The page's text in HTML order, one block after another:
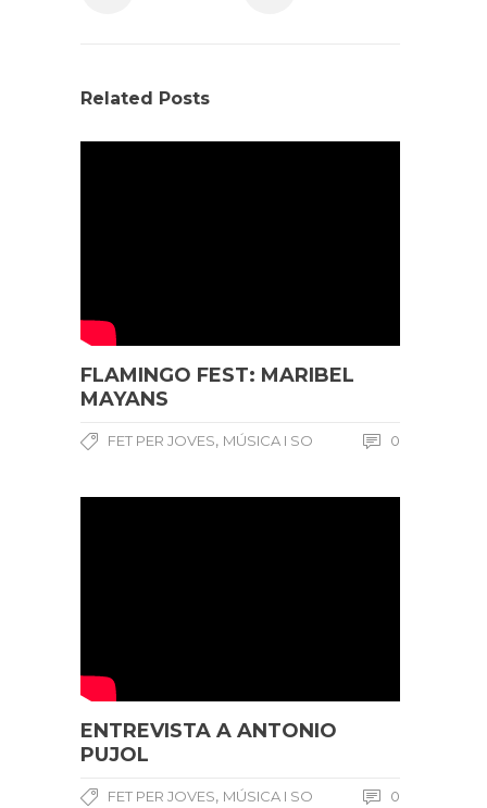
Related Posts
FLAMINGO FEST: MARIBEL
MAYANS
FET PER JOVES, MÚSICA I SO 0
ENTREVISTA A ANTONIO
PUJOL
FET PER JOVES, MÚSICA I SO 0